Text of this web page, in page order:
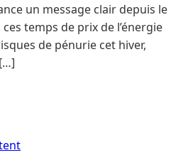
un message clair depuis le
ces temps de prix de l’énergie
de pénurie cet hiver,